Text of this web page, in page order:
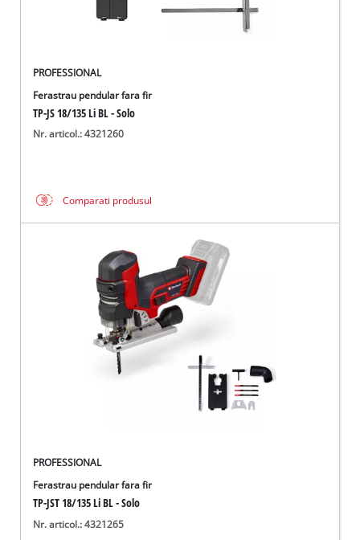
PROFESSIONAL
Ferastrau pendular fara fir
TP-JS 18/135 Li BL - Solo
Nr. articol.: 4321260
Comparati produsul
PROFESSIONAL
Ferastrau pendular fara fir
TP-JST 18/135 Li BL - Solo
Nr. articol.: 4321265